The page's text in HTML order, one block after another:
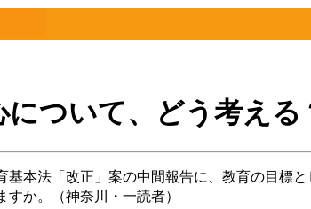
について、どう考える
本法「改正」案の中間報告に、教育の目標
か。（神奈川・一読者）